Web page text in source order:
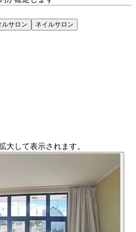
ルサロン ネイルサロン
大して表示されます。